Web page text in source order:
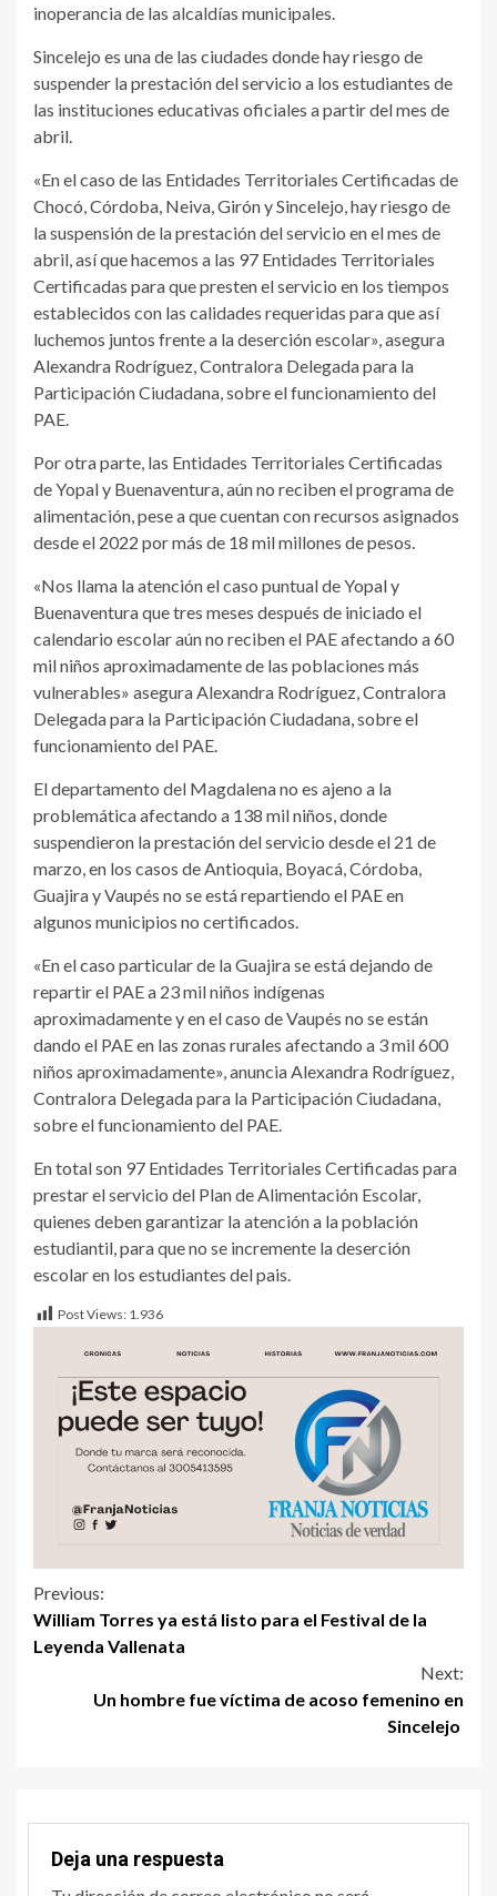
inoperancia de las alcaldías municipales.
Sincelejo es una de las ciudades donde hay riesgo de
suspender la prestación del servicio a los estudiantes de
las instituciones educativas oficiales a partir del mes de
abril.
«En el caso de las Entidades Territoriales Certificadas de
Chocó, Córdoba, Neiva, Girón y Sincelejo, hay riesgo de
la suspensión de la prestación del servicio en el mes de
abril, así que hacemos a las 97 Entidades Territoriales
Certificadas para que presten el servicio en los tiempos
establecidos con las calidades requeridas para que así
luchemos juntos frente a la deserción escolar», asegura
Alexandra Rodríguez, Contralora Delegada para la
Participación Ciudadana, sobre el funcionamiento del
PAE.
Por otra parte, las Entidades Territoriales Certificadas
de Yopal y Buenaventura, aún no reciben el programa de
alimentación, pese a que cuentan con recursos asignados
desde el 2022 por más de 18 mil millones de pesos.
«Nos llama la atención el caso puntual de Yopal y
Buenaventura que tres meses después de iniciado el
calendario escolar aún no reciben el PAE afectando a 60
mil niños aproximadamente de las poblaciones más
vulnerables» asegura Alexandra Rodríguez, Contralora
Delegada para la Participación Ciudadana, sobre el
funcionamiento del PAE.
El departamento del Magdalena no es ajeno a la
problemática afectando a 138 mil niños, donde
suspendieron la prestación del servicio desde el 21 de
marzo, en los casos de Antioquia, Boyacá, Córdoba,
Guajira y Vaupés no se está repartiendo el PAE en
algunos municipios no certificados.
«En el caso particular de la Guajira se está dejando de
repartir el PAE a 23 mil niños indígenas
aproximadamente y en el caso de Vaupés no se están
dando el PAE en las zonas rurales afectando a 3 mil 600
niños aproximadamente», anuncia Alexandra Rodríguez,
Contralora Delegada para la Participación Ciudadana,
sobre el funcionamiento del PAE.
En total son 97 Entidades Territoriales Certificadas para
prestar el servicio del Plan de Alimentación Escolar,
quienes deben garantizar la atención a la población
estudiantil, para que no se incremente la deserción
escolar en los estudiantes del pais.
Post Views: 1.936
Previous:
William Torres ya está listo para el Festival de la
Leyenda Vallenata
Next:
Un hombre fue víctima de acoso femenino en
Sincelejo
Deja una respuesta